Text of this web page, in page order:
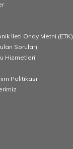
İleti Onay Metni (ETK)
Sorular)
Hizmetleri
Politikası